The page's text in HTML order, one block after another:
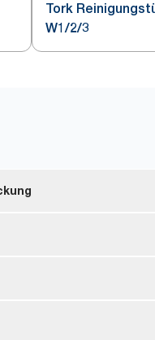
Tork
W1/2/3
Zertifizierung – die
Anteil von mindestens
verwendet werden,
CO2-Fußabdruck